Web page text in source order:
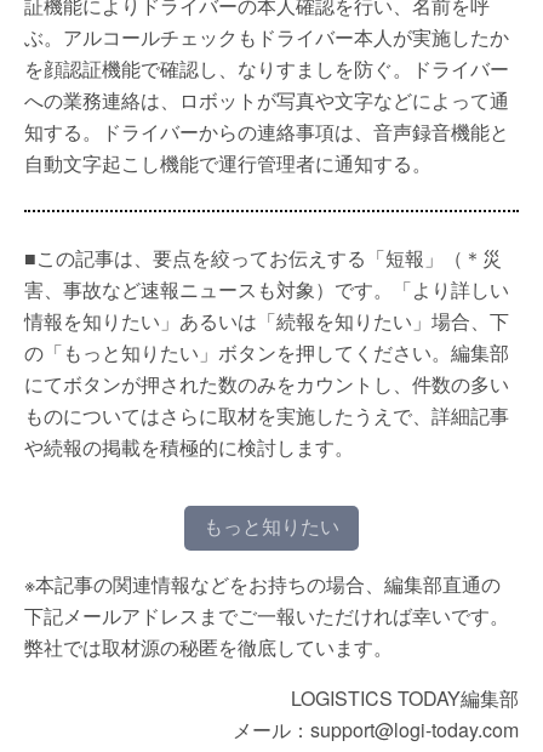
ぶ。アルコールチェックもドライバー本人が実施したか
を顔認証機能で確認し、なりすましを防ぐ。ドライバー
への業務連絡は、ロボットが写真や文字などによって通
知する。ドライバーからの連絡事項は、音声録音機能と
自動文字起こし機能で運行管理者に通知する。
■この記事は、要点を絞ってお伝えする「短報」（＊災
害、事故など速報ニュースも対象）です。「より詳しい
情報を知りたい」あるいは「続報を知りたい」場合、下
の「もっと知りたい」ボタンを押してください。編集部
にてボタンが押された数のみをカウントし、件数の多い
ものについてはさらに取材を実施したうえで、詳細記事
や続報の掲載を積極的に検討します。
もっと知りたい
※本記事の関連情報などをお持ちの場合、編集部直通の
下記メールアドレスまでご一報いただければ幸いです。
弊社では取材源の秘匿を徹底しています。
LOGISTICS TODAY編集部
メール：support@logi-today.com